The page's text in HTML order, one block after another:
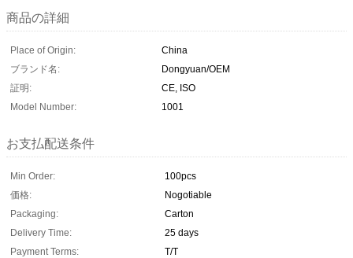
商品の詳細
Place of Origin:
China
ブランド名:
Dongyuan/OEM
証明:
CE, ISO
Model Number:
1001
お支払配送条件
Min Order:
100pcs
価格:
Nogotiable
Packaging:
Carton
Delivery Time:
25 days
Payment Terms:
T/T